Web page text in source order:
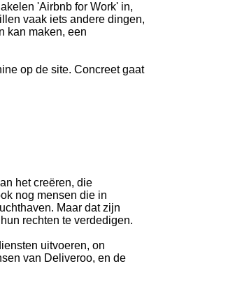
'Airbnb for Work' in,
vaak iets andere dingen,
kan maken, een
op de site. Concreet gaat
het creëren, die
nog mensen die in
Maar dat zijn
rechten te verdedigen.
uitvoeren, on
van Deliveroo, en de